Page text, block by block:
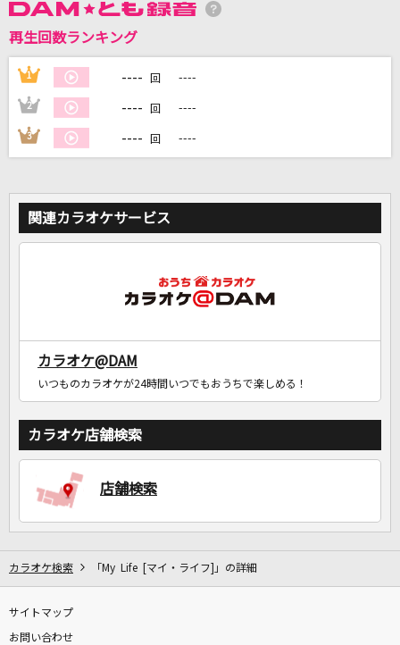
カラオケをもっと楽しもう！
家族や友達と一緒に！練習にも！
再生回数ランキング
1 ---- 回 ----
2 ---- 回 ----
3 ---- 回 ----
関連カラオケサービス
カラオケ@DAM
いつものカラオケが24時間いつでもおうちで楽しめる！
カラオケ店舗検索
店舗検索
カラオケ検索 「My Life [マイ・ライフ]」の詳細
サイトマップ
お問い合わせ